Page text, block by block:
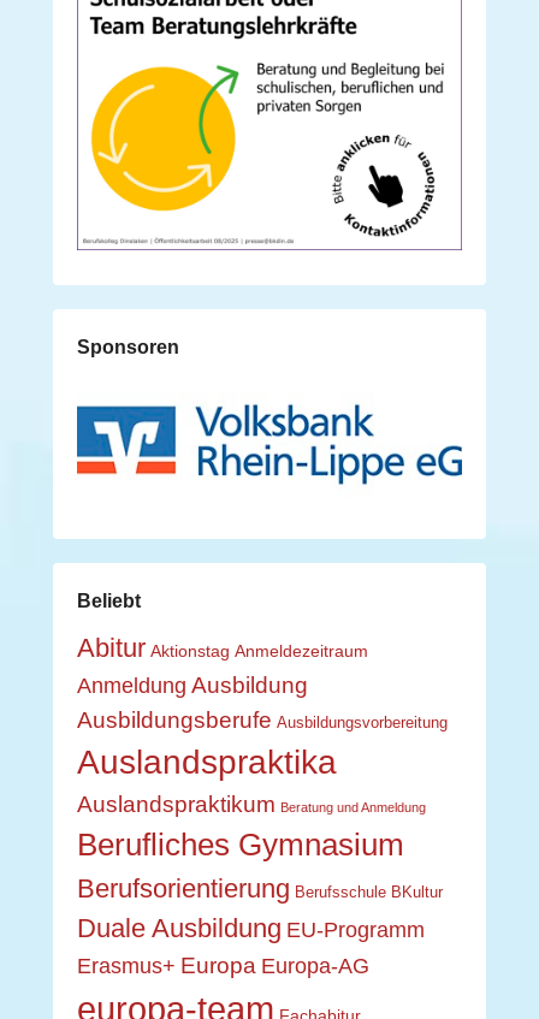
Sponsoren
Beliebt
Abitur Aktionstag Anmeldezeitraum
Anmeldung Ausbildung
Ausbildungsberufe Ausbildungsvorbereitung
Auslandspraktika
Auslandspraktikum Beratung und Anmeldung
Berufliches Gymnasium
Berufsorientierung Berufsschule BKultur
Duale Ausbildung EU-Programm
Erasmus+ Europa Europa-AG
europa-team Fachabitur